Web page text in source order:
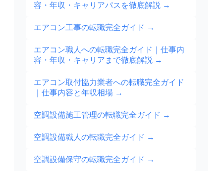
容・年収・キャリアパスを徹底解説 →
エアコン工事の転職完全ガイド →
エアコン職人への転職完全ガイド｜仕事内
容・年収・キャリアまで徹底解説 →
エアコン取付協力業者への転職完全ガイド
｜仕事内容と年収相場 →
空調設備施工管理の転職完全ガイド →
空調設備職人の転職完全ガイド →
空調設備保守の転職完全ガイド →